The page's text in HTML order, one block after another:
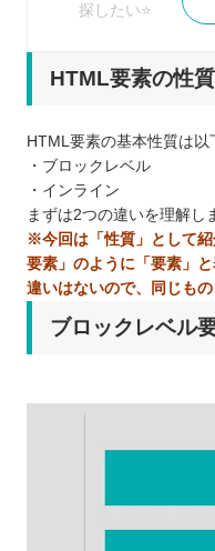
探したい⭐️
関東
近畿
中国
九州 / 沖縄
HTML要素の性質
HTML要素の基本性質は以
・ブロックレベル
・インライン
まずは2つの違いを理解し
※今回は「性質」として
要素」のように「要素」
違いはないので、同じも
ブロックレベル